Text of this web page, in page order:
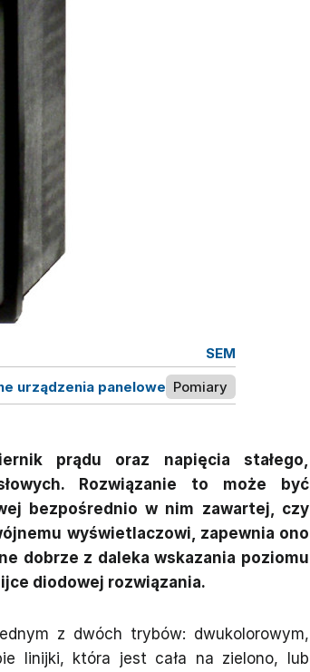
SEM
urządzenia panelowe Pomiary
prądu oraz napięcia stałego,
Rozwiązanie to może być
bezpośrednio w nim zawartej, czy
wyświetlaczowi, zapewnia ono
dobrze z daleka wskazania poziomu
diodowej rozwiązania.
z dwóch trybów: dwukolorowym,
linijki, która jest cała na zielono, lub